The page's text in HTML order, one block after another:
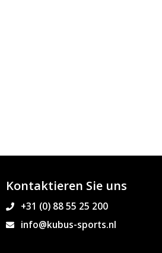
Kontaktieren Sie uns
+31 (0) 88 55 25 200
info@kubus-sports.nl